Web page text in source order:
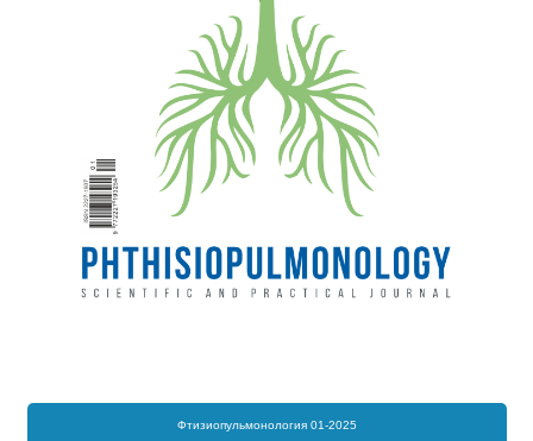
Фтизиопульмонология 01-2025